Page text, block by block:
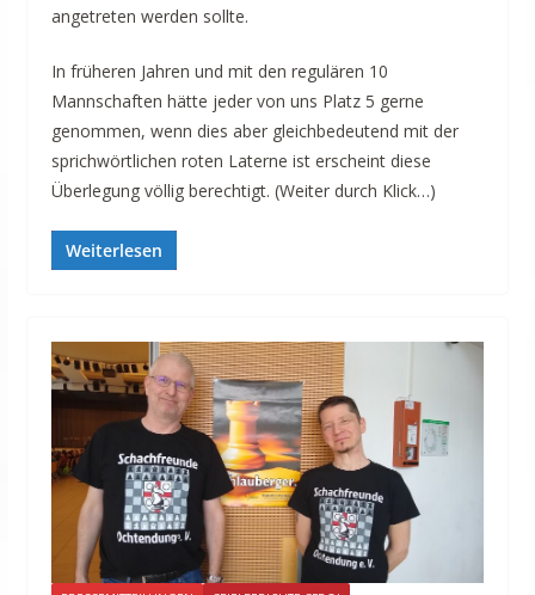
angetreten werden sollte.
In früheren Jahren und mit den regulären 10
Mannschaften hätte jeder von uns Platz 5 gerne
genommen, wenn dies aber gleichbedeutend mit der
sprichwörtlichen roten Laterne ist erscheint diese
Überlegung völlig berechtigt. (Weiter durch Klick…)
Weiterlesen